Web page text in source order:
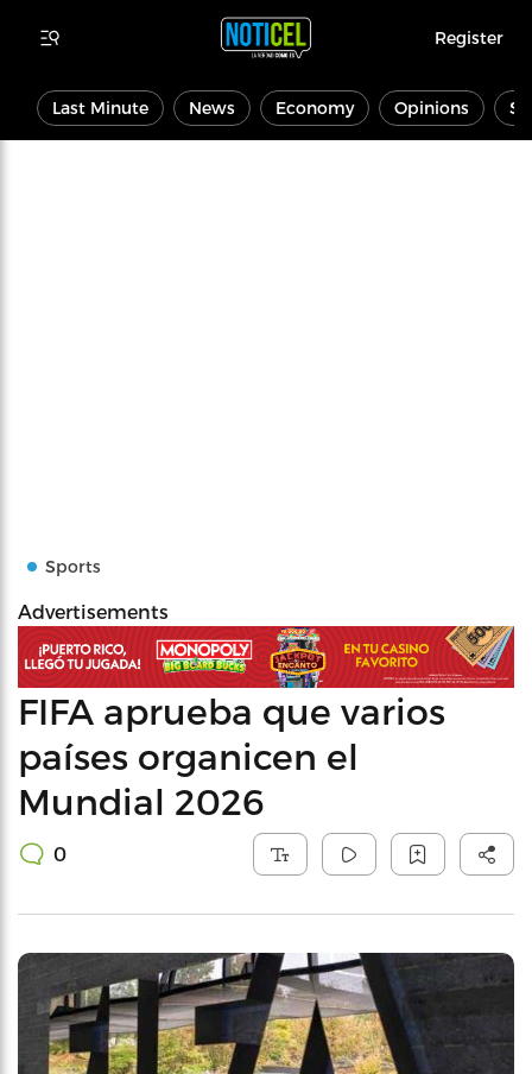
Register
Last Minute News Economy Opinions
Sports
Advertisements
FIFA aprueba que varios
países organicen el
Mundial 2026
0